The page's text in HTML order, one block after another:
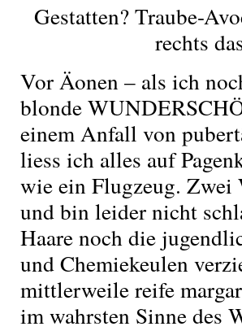
Gestatten? Traube-
rechts
Vor Äonen – als ich
blonde
einem Anfall von
liess ich alles auf
wie ein Flugzeug. Zwei
und bin leider nicht
Haare noch die
und Chemiekeulen
mittlerweile reife
im wahrsten Sinne des